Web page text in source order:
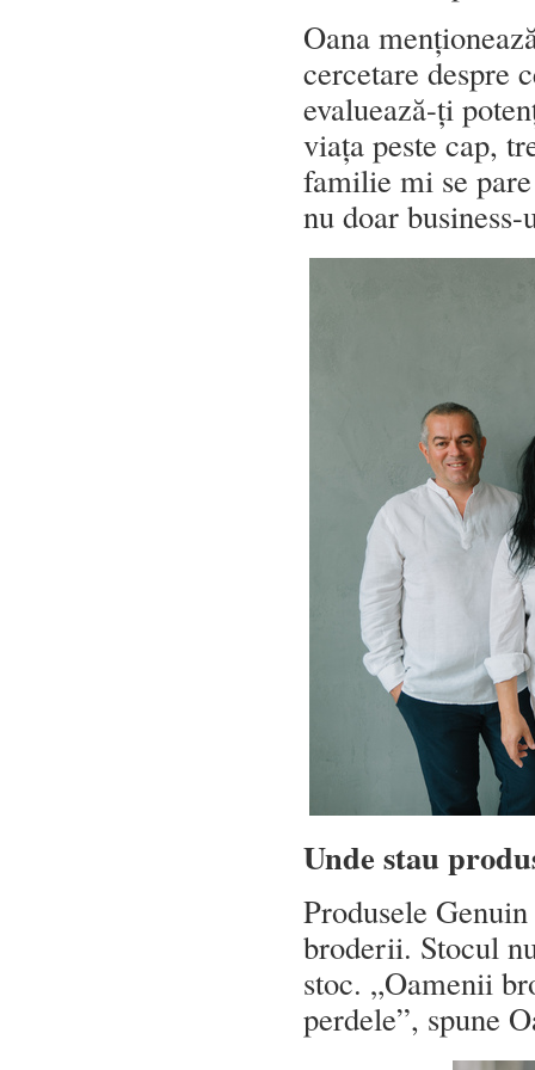
Oana
cercetare despre
evaluează-ți
viața peste cap,
familie mi se
nu doar business-
Unde stau
Produsele
broderii. Stocul
stoc. „Oamenii
perdele”, spune